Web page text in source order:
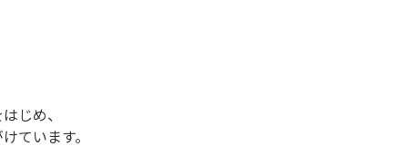
じめ、
ています。